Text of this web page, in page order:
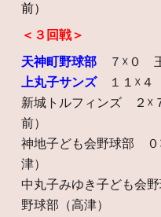
前）
＜３回戦＞
天神町野球部 ７☓０ 王
上丸子サンズ１１☓４
新城トルフィンズ ２☓
前）
神地子ども会野球部
津）
中丸子みゆき子ども会
野球部（高津）